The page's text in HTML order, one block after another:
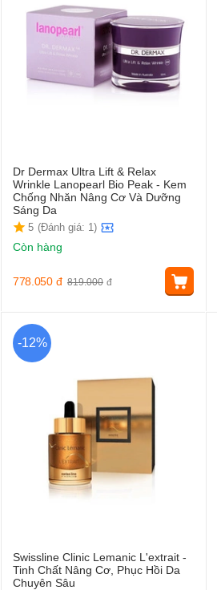
Dr Dermax Ultra Lift & Relax
Wrinkle Lanopearl Bio Peak - Kem
Chống Nhăn Nâng Cơ Và Dưỡng
Sáng Da
5 (Đánh giá: 1)
Còn hàng
819.000 đ
778.050 đ
-12%
Swissline Clinic Lemanic L'extrait -
Tinh Chất Nâng Cơ, Phục Hồi Da
Chuyên Sâu